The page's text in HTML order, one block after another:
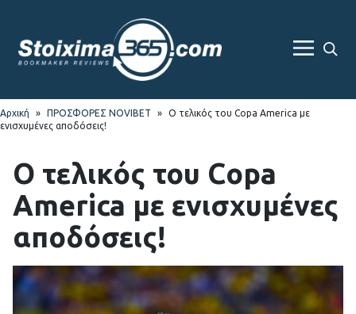
to
navigation
to
content
Αρχική » ΠΡΟΣΦΟΡΕΣ NOVIBET »
Ο τελικός του Copa America με
ενισχυμένες αποδόσεις!
Ο τελικός του Copa
America με ενισχυμένες
αποδόσεις!